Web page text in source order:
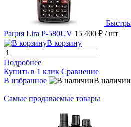
Рация Lira P-580UV 15 400 ₽ / шт
В корзину
Подробнее
Купить в 1 клик Сравнение
В избранное
В наличии
Самые продаваемые товары